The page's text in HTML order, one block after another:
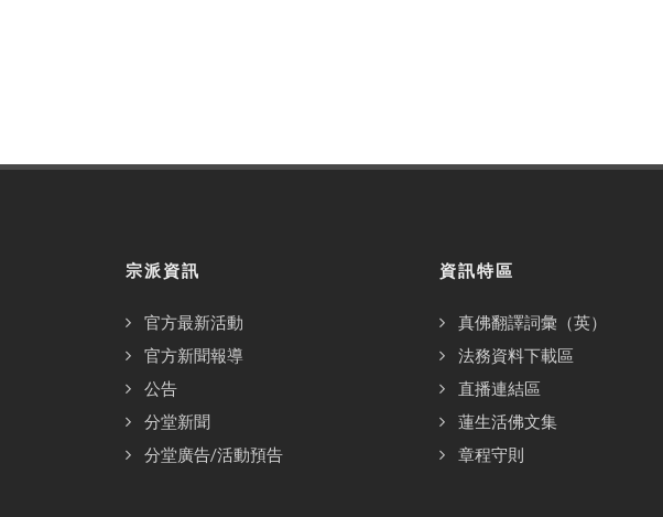
宗派資訊
官方最新活動
官方新聞報導
公告
分堂新聞
分堂廣告/活動預告
資訊特區
真佛翻譯詞彙（英）
法務資料下載區
直播連結區
蓮生活佛文集
章程守則